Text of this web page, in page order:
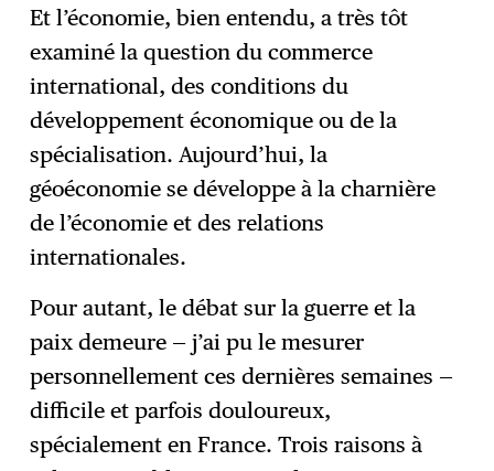
Et l’économie, bien entendu, a très tôt
examiné la question du commerce
international, des conditions du
développement économique ou de la
spécialisation. Aujourd’hui, la
géoéconomie se développe à la charnière
de l’économie et des relations
internationales.
Pour autant, le débat sur la guerre et la
paix demeure — j’ai pu le mesurer
personnellement ces dernières semaines —
difficile et parfois douloureux,
spécialement en France. Trois raisons à